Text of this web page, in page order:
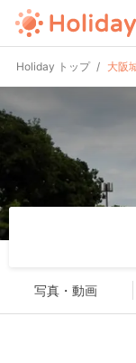
Holiday トップ 大阪
写真・動画